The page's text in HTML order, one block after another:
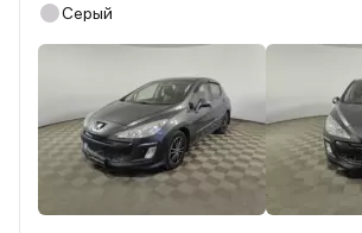
Серый